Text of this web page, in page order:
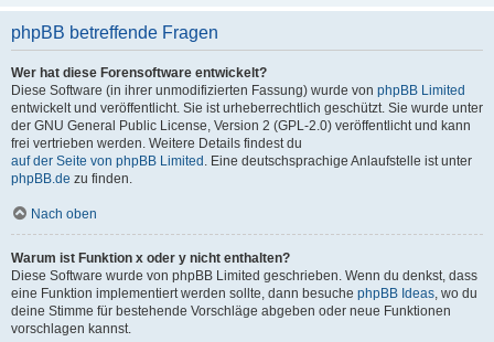
phpBB betreffende Fragen
Wer hat diese Forensoftware entwickelt?
Diese Software (in ihrer unmodifizierten Fassung) wurde von phpBB Limited
entwickelt und veröffentlicht. Sie ist urheberrechtlich geschützt. Sie wurde unter
der GNU General Public License, Version 2 (GPL-2.0) veröffentlicht und kann
frei vertrieben werden. Weitere Details findest du
auf der Seite von phpBB Limited . Eine deutschsprachige Anlaufstelle ist unter
phpBB.de zu finden.
Nach oben
Warum ist Funktion x oder y nicht enthalten?
Diese Software wurde von phpBB Limited geschrieben. Wenn du denkst, dass
eine Funktion implementiert werden sollte, dann besuche phpBB Ideas, wo du
deine Stimme für bestehende Vorschläge abgeben oder neue Funktionen
vorschlagen kannst.